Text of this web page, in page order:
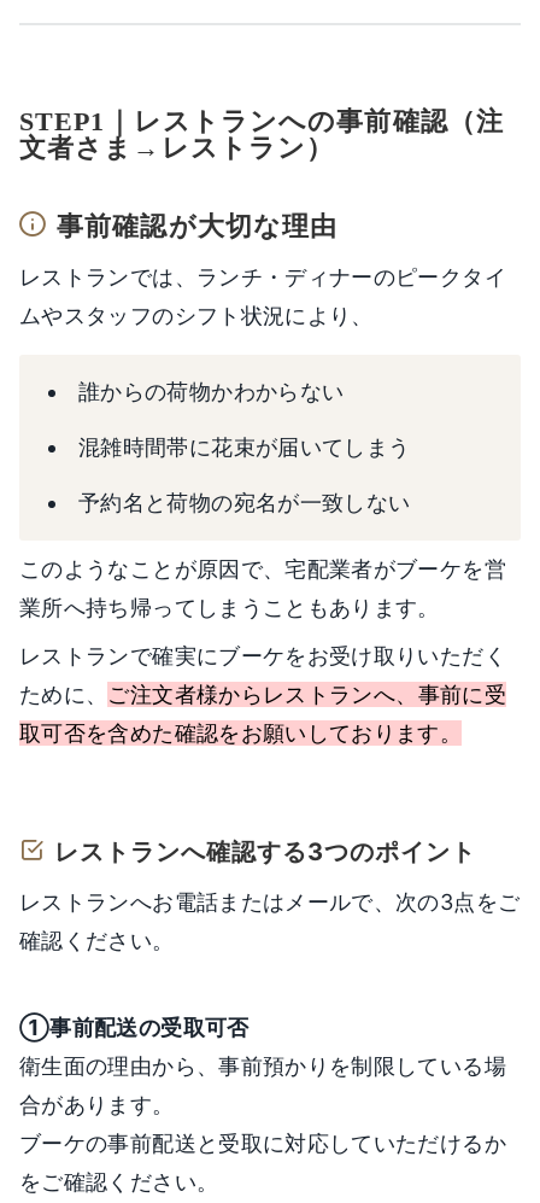
STEP1｜レストランへの事前確認（注
文者さま→レストラン）
事前確認が大切な理由
レストランでは、ランチ・ディナーのピークタイ
ムやスタッフのシフト状況により、
誰からの荷物かわからない
混雑時間帯に花束が届いてしまう
予約名と荷物の宛名が一致しない
このようなことが原因で、宅配業者がブーケを営
業所へ持ち帰ってしまうこともあります。
レストランで確実にブーケをお受け取りいただく
ために、 ご注文者様からレストランへ、 事前に受
取可否を含めた確認をお願いしております。
レストランへ確認する3つのポイント
レストランへお電話またはメールで、次の3点をご
確認ください。
①事前配送の受取可否
衛生面の理由から、事前預かりを制限している場
合があります。
ブーケの事前配送と受取に対応していただけるか
をご確認ください。